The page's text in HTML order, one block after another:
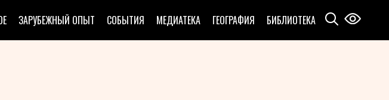
ЗАРУБЕЖНЫЙ ОПЫТ СОБЫТИЯ МЕДИАТЕКА ГЕОГРАФИЯ БИБЛИОТЕКА